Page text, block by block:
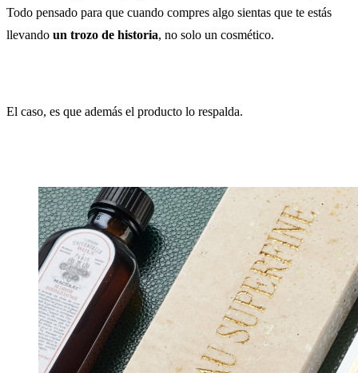
Todo pensado para que cuando compres algo sientas que te estás
llevando un trozo de historia, no solo un cosmético.
El caso, es que además el producto lo respalda.